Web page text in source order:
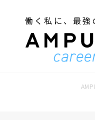
働く私に、最強